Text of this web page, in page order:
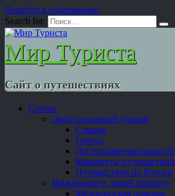
Перейти к содержанию
Search for:
Мир Туриста
Сайт о путешествиях
Статьи
Экскурсионный туризм
Страны
Города
Достопримечательности
Маршруты путешествий
Путешествия по России
Выживание в дикой природе
Медицинская помощь